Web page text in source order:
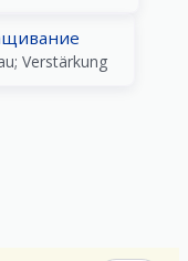
Verstärkung